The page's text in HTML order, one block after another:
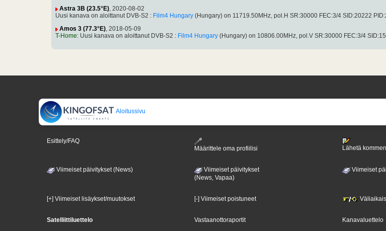
Astra 3B (23.5°E), 2020-08-02
Uusi kanava on aloittanut DVB-S2 : Film4 Hungary (Hungary) on 11719.50MHz, pol.H SR:30000 FEC:3/4 SID:20222
Amos 3 (77.3°E), 2018-05-09
T-Home: Uusi kanava on aloittanut DVB-S2 : Film4 Hungary (Hungary) on 10806.00MHz, pol.V SR:30000 FEC:3/4
Aloitussivu
Esittely/FAQ
Määrittele oma profiilisi
Lähetä
Viimeiset päivitykset (News)
Viimeiset päivitykset
(News, Vapaa)
Viimeiset
[+] Viimeiset lisäykset/muutokset [-] Viimeiset poistuneet
Satelliittiluettelo Vastaanottoraportit Kanavaluettelo